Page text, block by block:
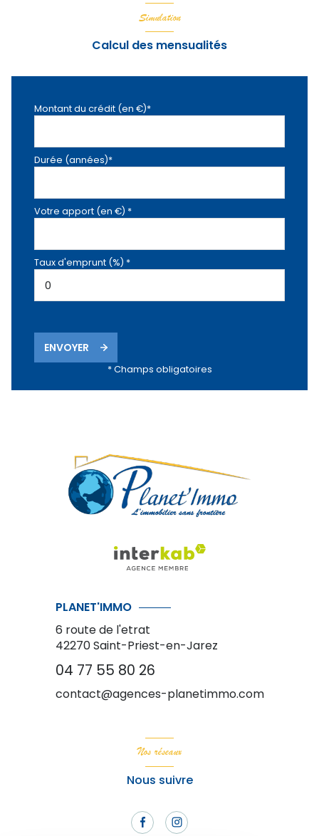
Simulation
Calcul des mensualités
Montant du crédit (en €)*
Durée (années)*
Votre apport (en €) *
Taux d'emprunt (%) *
ENVOYER
* Champs obligatoires
PLANET'IMMO
6 route de l'etrat
42270Saint-Priest-en-Jarez
04 77 55 80 26
contact@agences-planetimmo.com
Nos réseaux
Nous suivre